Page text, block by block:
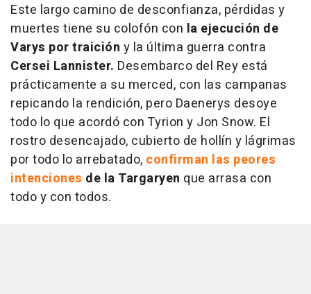
Este largo camino de desconfianza, pérdidas y
muertes tiene su colofón con la ejecución de
Varys por traición y la última guerra contra
Cersei Lannister. Desembarco del Rey está
prácticamente a su merced, con las campanas
repicando la rendición, pero Daenerys desoye
todo lo que acordó con Tyrion y Jon Snow. El
rostro desencajado, cubierto de hollín y lágrimas
por todo lo arrebatado, confirman las peores
intenciones de la Targaryen que arrasa con
todo y con todos.